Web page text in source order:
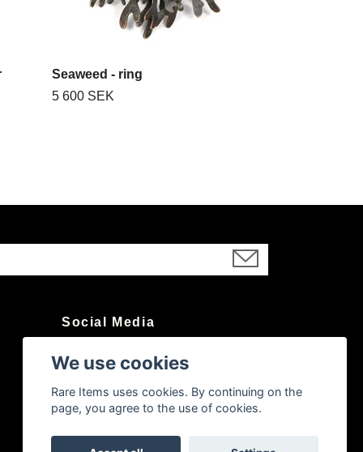
Seaweed - ring
5 600 SEK
Social Media
Instagram
We use cookies
Rare Items uses cookies. By continuing on the
page, you agree to the use of cookies.